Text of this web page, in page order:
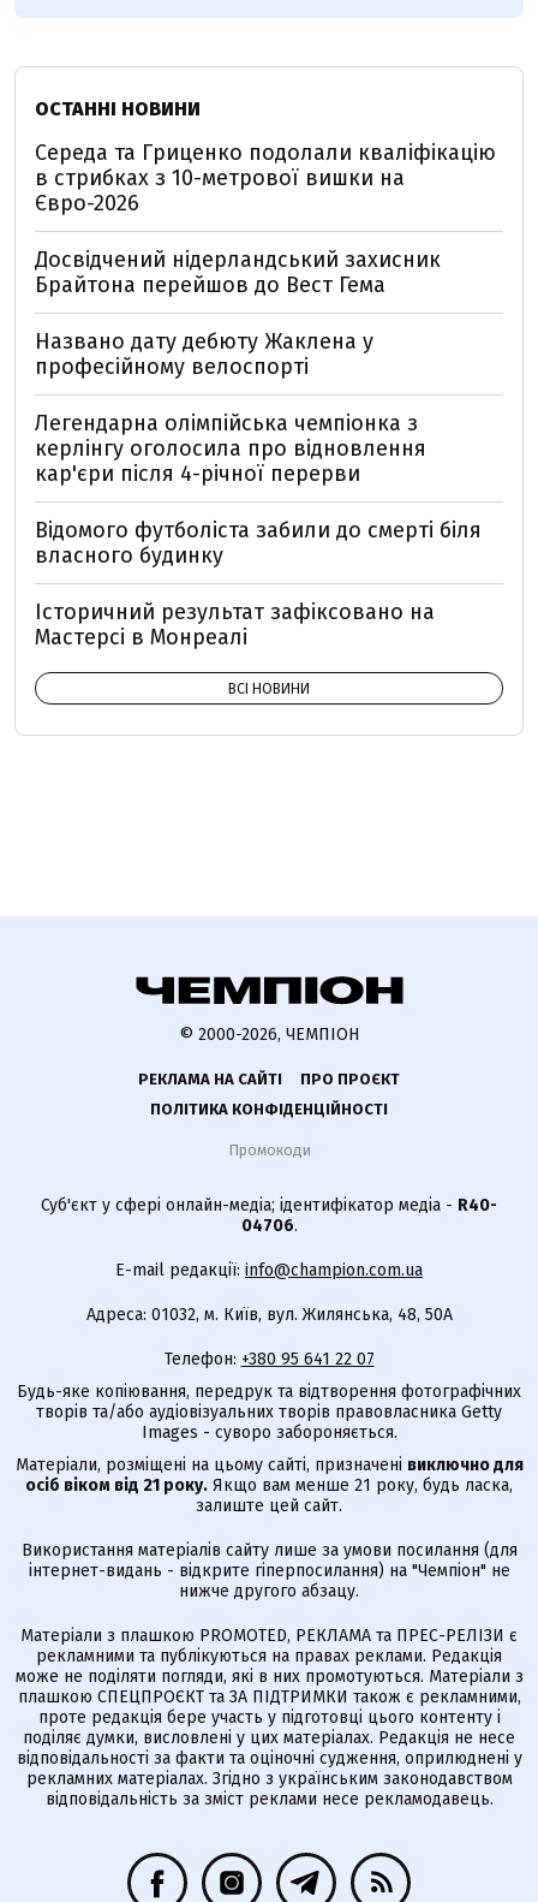
ОСТАННІ НОВИНИ
Середа та Гриценко подолали кваліфікацію
в стрибках з 10-метрової вишки на
Євро-2026
Досвідчений нідерландський захисник
Брайтона перейшов до Вест Гема
Названо дату дебюту Жаклена у
професійному велоспорті
Легендарна олімпійська чемпіонка з
керлінгу оголосила про відновлення
кар'єри після 4-річної перерви
Відомого футболіста забили до смерті біля
власного будинку
Історичний результат зафіксовано на
Мастерсі в Монреалі
ВСІ НОВИНИ
© 2000-2026, ЧЕМПІОН
РЕКЛАМА НА САЙТІ
ПРО ПРОЄКТ
ПОЛІТИКА КОНФІДЕНЦІЙНОСТІ
Промокоди
Суб'єкт у сфері онлайн-медіа; ідентифікатор медіа - R40-
04706.
E-mail редакції: info@champion.com.ua
Адреса: 01032, м. Київ, вул. Жилянська, 48, 50А
Телефон: +380 95 641 22 07
Будь-яке копіювання, передрук та відтворення фотографічних
творів та/або аудіовізуальних творів правовласника Getty
Images - суворо забороняється.
Матеріали, розміщені на цьому сайті, призначені виключно для
осіб віком від 21 року. Якщо вам менше 21 року, будь ласка,
залиште цей сайт.
Використання матеріалів сайту лише за умови посилання (для
інтернет-видань - відкрите гіперпосилання) на "Чемпіон" не
нижче другого абзацу.
Матеріали з плашкою PROMOTED, РЕКЛАМА та ПРЕС-РЕЛІЗИ є
рекламними та публікуються на правах реклами. Редакція
може не поділяти погляди, які в них промотуються. Матеріали з
плашкою СПЕЦПРОЄКТ та ЗА ПІДТРИМКИ також є рекламними,
проте редакція бере участь у підготовці цього контенту і
поділяє думки, висловлені у цих матеріалах. Редакція не несе
відповідальності за факти та оціночні судження, оприлюднені у
рекламних матеріалах. Згідно з українським законодавством
відповідальність за зміст реклами несе рекламодавець.